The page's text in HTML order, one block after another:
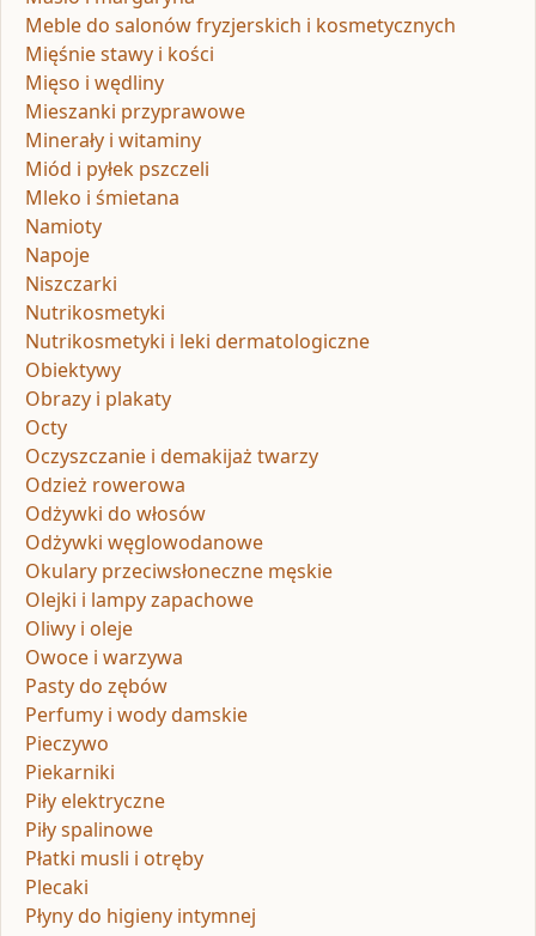
Meble do salonów fryzjerskich i kosmetycznych
Mięśnie stawy i kości
Mięso i wędliny
Mieszanki przyprawowe
Minerały i witaminy
Miód i pyłek pszczeli
Mleko i śmietana
Namioty
Napoje
Niszczarki
Nutrikosmetyki
Nutrikosmetyki i leki dermatologiczne
Obiektywy
Obrazy i plakaty
Octy
Oczyszczanie i demakijaż twarzy
Odzież rowerowa
Odżywki do włosów
Odżywki węglowodanowe
Okulary przeciwsłoneczne męskie
Olejki i lampy zapachowe
Oliwy i oleje
Owoce i warzywa
Pasty do zębów
Perfumy i wody damskie
Pieczywo
Piekarniki
Piły elektryczne
Piły spalinowe
Płatki musli i otręby
Plecaki
Płyny do higieny intymnej